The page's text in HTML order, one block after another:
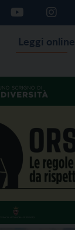
Leggi online